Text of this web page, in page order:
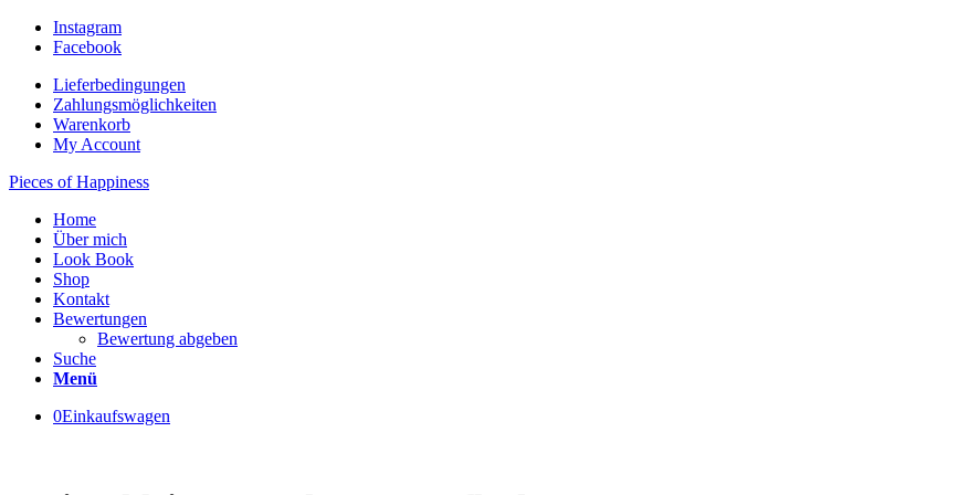
Instagram
Facebook
Lieferbedingungen
Zahlungsmöglichkeiten
Warenkorb
My Account
Pieces of Happiness
Home
Über mich
Look Book
Shop
Kontakt
Bewertungen
Bewertung abgeben
Suche
Menü
0Einkaufswagen